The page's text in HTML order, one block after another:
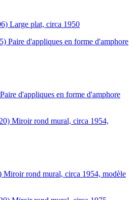
Large plat, circa 1950
d'appliques en forme d'amphore
rond mural, circa 1954, modèle